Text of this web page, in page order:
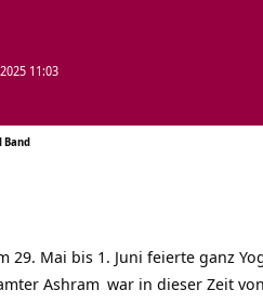
11:03
Band
29. Mai bis 1. Juni feierte ganz
Ashram war in dieser Zeit